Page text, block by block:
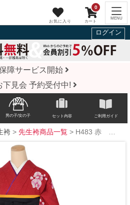
ログイン
障サービス開始
下見会 予約受付中!
0
男の子/女の子 セット内容 ご利用ガイド
袴> 先生袴商品一覧> H483 赤 胡蝶蘭にカトレア☆(宅)